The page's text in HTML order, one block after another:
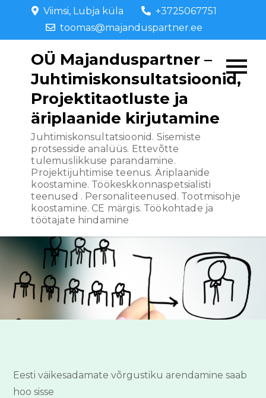
content
Viimsi, Lubja küla
+3725067751
toomas@majanduspartner.ee
OÜ Majanduspartner –
Juhtimiskonsultatsioonid,
Projektitaotluste ja
äriplaanide kirjutamine
Juhtimiskonsultatsioonid. Sisemiste
protsesside analüüs. Ettevõtte
tulemuslikkuse parandamine.
Projektijuhtimise teenus. Äriplaanide
koostamine. Töökeskkonnaspetsialisti
teenused . Personaliteenused. Tootmisohje
koostamine. CE märgis. Töökohtade ja
töötajate hindamine
Eesti väikesadamate võrgustiku arendamine saab
hoo sisse